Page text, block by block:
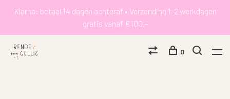
Klarna: betaal 14 dagen achteraf • Verzending 1-2 werkdagen
gratis vanaf €100,-
0